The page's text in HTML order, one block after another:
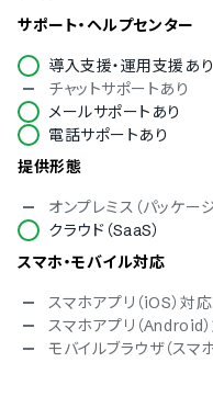
サポート・ヘルプセンター
導入支援・運用支援あり
チャットサポートあり
メールサポートあり
電話サポートあり
提供形態
オンプレミス（パッケージ
クラウド（SaaS）
スマホ・モバイル対応
スマホアプリ（iOS）対応
スマホアプリ（Android
モバイルブラウザ（スマ